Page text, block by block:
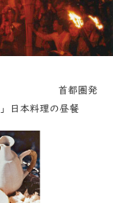
首都圏発
日本料理の昼餐